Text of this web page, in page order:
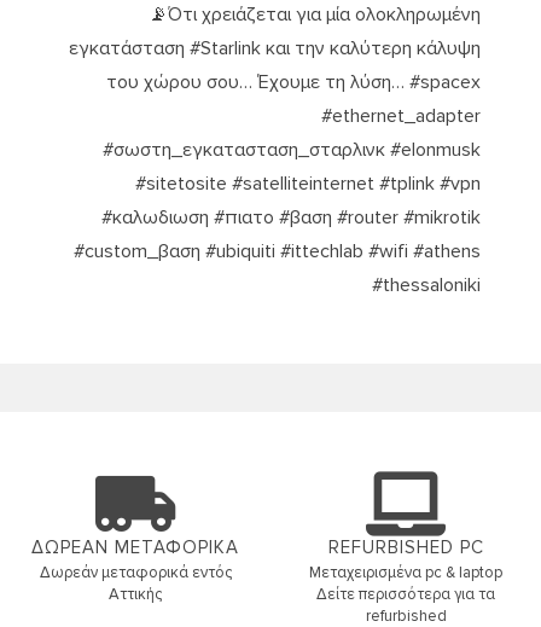
📡Ότι χρειάζεται για μία ολοκληρωμένη
εγκατάσταση #Starlink και την καλύτερη κάλυψη
του χώρου σου… Έχουμε τη λύση… #spacex
#ethernet_adapter
#σωστη_εγκατασταση_σταρλινκ #elonmusk
#sitetosite #satelliteinternet #tplink #vpn
#καλωδιωση #πιατο #βαση #router #mikrotik
#custom_βαση #ubiquiti #ittechlab #wifi #athens
#thessaloniki
ΔΩΡΕΑΝ ΜΕΤΑΦΟΡΙΚΑ
Δωρεάν μεταφορικά εντός
Αττικής
REFURBISHED PC
Μεταχειρισμένα pc & laptop
Δείτε περισσότερα για τα
refurbished